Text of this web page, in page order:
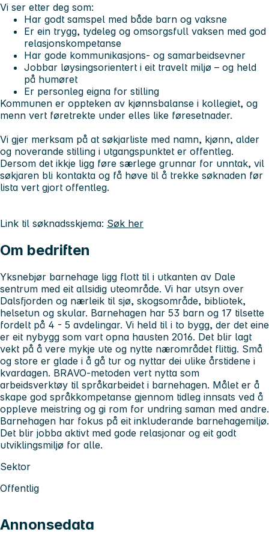
Vi ser etter deg som:
Har godt samspel med både barn og vaksne
Er ein trygg, tydeleg og omsorgsfull vaksen med god
relasjonskompetanse
Har gode kommunikasjons- og samarbeidsevner
Jobbar løysingsorientert i eit travelt miljø – og held
på humøret
Er personleg eigna for stilling
Kommunen er oppteken av kjønnsbalanse i kollegiet, og
menn vert føretrekte under elles like føresetnader.
Vi gjer merksam på at søkjarliste med namn, kjønn, alder
og noverande stilling i utgangspunktet er offentleg.
Dersom det ikkje ligg føre særlege grunnar for unntak, vil
søkjaren bli kontakta og få høve til å trekke søknaden før
lista vert gjort offentleg.
Link til søknadsskjema: Søk her
Om bedriften
Yksnebjør barnehage ligg flott til i utkanten av Dale
sentrum med eit allsidig uteområde. Vi har utsyn over
Dalsfjorden og nærleik til sjø, skogsområde, bibliotek,
helsetun og skular. Barnehagen har 53 barn og 17 tilsette
fordelt på 4 - 5 avdelingar. Vi held til i to bygg, der det eine
er eit nybygg som vart opna hausten 2016. Det blir lagt
vekt på å vere mykje ute og nytte nærområdet flittig. Små
og store er glade i å gå tur og nyttar dei ulike årstidene i
kvardagen. BRAVO-metoden vert nytta som
arbeidsverktøy til språkarbeidet i barnehagen. Målet er å
skape god språkkompetanse gjennom tidleg innsats ved å
oppleve meistring og gi rom for undring saman med andre.
Barnehagen har fokus på eit inkluderande barnehagemiljø.
Det blir jobba aktivt med gode relasjonar og eit godt
utviklingsmiljø for alle.
Sektor
Offentlig
Annonsedata